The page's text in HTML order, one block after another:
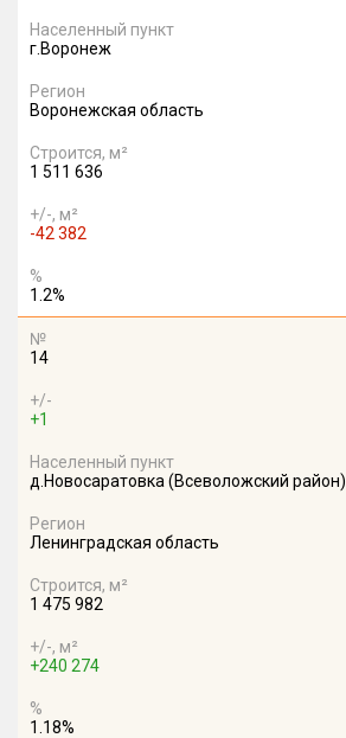
Населенный пункт
г.Воронеж
Регион
Воронежская область
Строится, м²
1 511 636
+/-, м²
-42 382
%
1.2%
№
14
+/-
+1
Населенный пункт
д.Новосаратовка (Всеволожский район)
Регион
Ленинградская область
Строится, м²
1 475 982
+/-, м²
+240 274
%
1.18%